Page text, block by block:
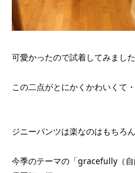
可愛かったので試着してみました
この二点がとにかくかわいくて・
ジニーパンツは楽なのはもちろん
今季のテーマの「gracefully（